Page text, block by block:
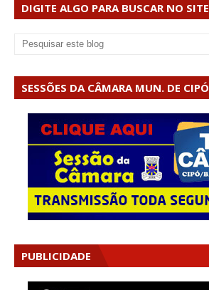
DIGITE ALGO PARA BUSCAR NO SITE
SESSÕES DA CÂMARA MUN. DE CIPÓ
PUBLICIDADE